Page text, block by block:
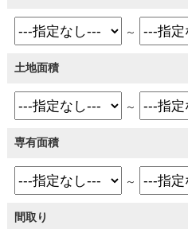
～
土地面積
～
専有面積
～
間取り